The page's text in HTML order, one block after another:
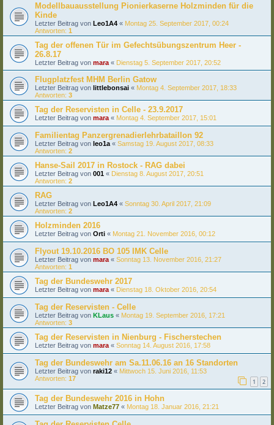
Modellbauausstellung Pionierkaserne Holzminden für die
Kinde
Letzter Beitrag von Leo1A4 « Montag 25. September 2017, 00:24
Antworten: 1
Tag der offenen Tür im Gefechtsübungszentrum Heer -
26.8.17
Letzter Beitrag von mara « Dienstag 5. September 2017, 20:52
Flugplatzfest MHM Berlin Gatow
Letzter Beitrag von littlebonsai « Montag 4. September 2017, 18:33
Antworten: 3
Tag der Reservisten in Celle - 23.9.2017
Letzter Beitrag von mara « Montag 4. September 2017, 15:01
Familientag Panzergrenadierlehrbataillon 92
Letzter Beitrag von leo1a « Samstag 19. August 2017, 08:33
Antworten: 2
Hanse-Sail 2017 in Rostock - RAG dabei
Letzter Beitrag von 001 « Dienstag 8. August 2017, 20:51
Antworten: 2
RAG
Letzter Beitrag von Leo1A4 « Sonntag 30. April 2017, 21:09
Antworten: 2
Holzminden 2016
Letzter Beitrag von Orti « Montag 21. November 2016, 00:12
Flyout 19.10.2016 BO 105 IMK Celle
Letzter Beitrag von mara « Sonntag 13. November 2016, 21:27
Antworten: 1
Tag der Bundeswehr 2017
Letzter Beitrag von mara « Dienstag 18. Oktober 2016, 20:54
Tag der Reservisten - Celle
Letzter Beitrag von KLaus « Montag 19. September 2016, 17:21
Antworten: 3
Tag der Reservisten in Nienburg - Fischerstechen
Letzter Beitrag von mara « Sonntag 14. August 2016, 17:58
Tag der Bundeswehr am Sa.11.06.16 an 16 Standorten
Letzter Beitrag von raki12 « Mittwoch 15. Juni 2016, 11:53
Antworten: 17 1 2
Tag der Bundeswehr 2016 in Hohn
Letzter Beitrag von Matze77 « Montag 18. Januar 2016, 21:21